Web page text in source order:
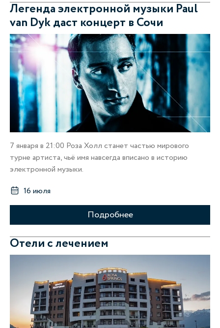
Легенда электронной музыки Paul
van Dyk даст концерт в Сочи
7 января в 21:00 Роза Холл станет частью мирового
турне артиста, чьё имя навсегда вписано в историю
электронной музыки.
16 июля
Подробнее
Отели с лечением